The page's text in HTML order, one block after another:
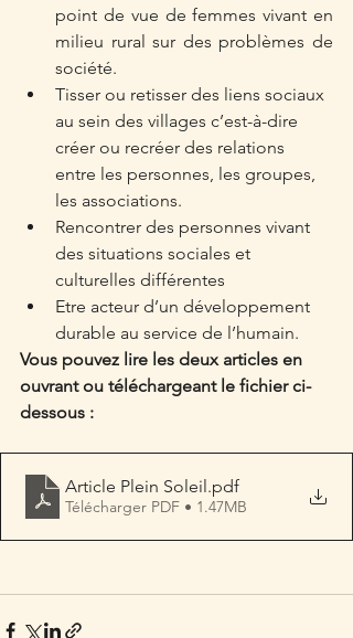
point de vue de femmes vivant en
milieu rural sur des problèmes de
société.
Tisser ou retisser des liens sociaux
au sein des villages c’est-à-dire
créer ou recréer des relations
entre les personnes, les groupes,
les associations.
Rencontrer des personnes vivant
des situations sociales et
culturelles différentes
Etre acteur d’un développement
durable au service de l’humain.
Vous pouvez lire les deux articles en
ouvrant ou téléchargeant le fichier ci-
dessous :
Article Plein Soleil .pdf
Télécharger PDF • 1.47MB